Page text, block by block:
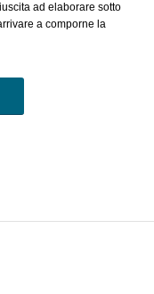
ad elaborare sotto
a comporne la